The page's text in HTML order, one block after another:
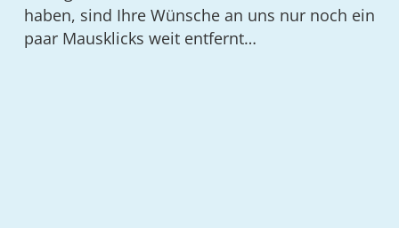
haben, sind Ihre Wünsche an uns nur noch ein
paar Mausklicks weit entfernt…